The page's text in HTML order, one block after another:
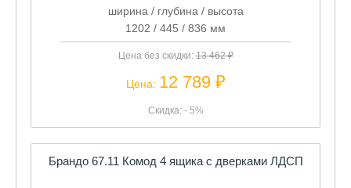
ширина / глубина / высота
1202 / 445 / 836 мм
Цена без скидки:13 462 ₽
Цена: 12 789 ₽
Скидка: - 5%
Брандо 67.11 Комод 4 ящика с дверками ЛДСП